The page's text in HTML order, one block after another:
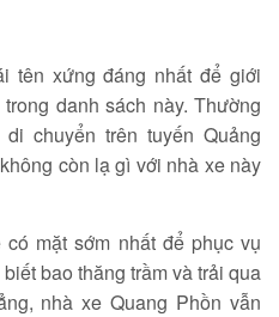
tên xứng đáng nhất để giới
danh sách này. Thường
chuyển trên tuyến Quảng
còn lạ gì với nhà xe này
mặt sớm nhất để phục vụ
bao thăng trầm và trải qua
nhà xe Quang Phồn vẫn